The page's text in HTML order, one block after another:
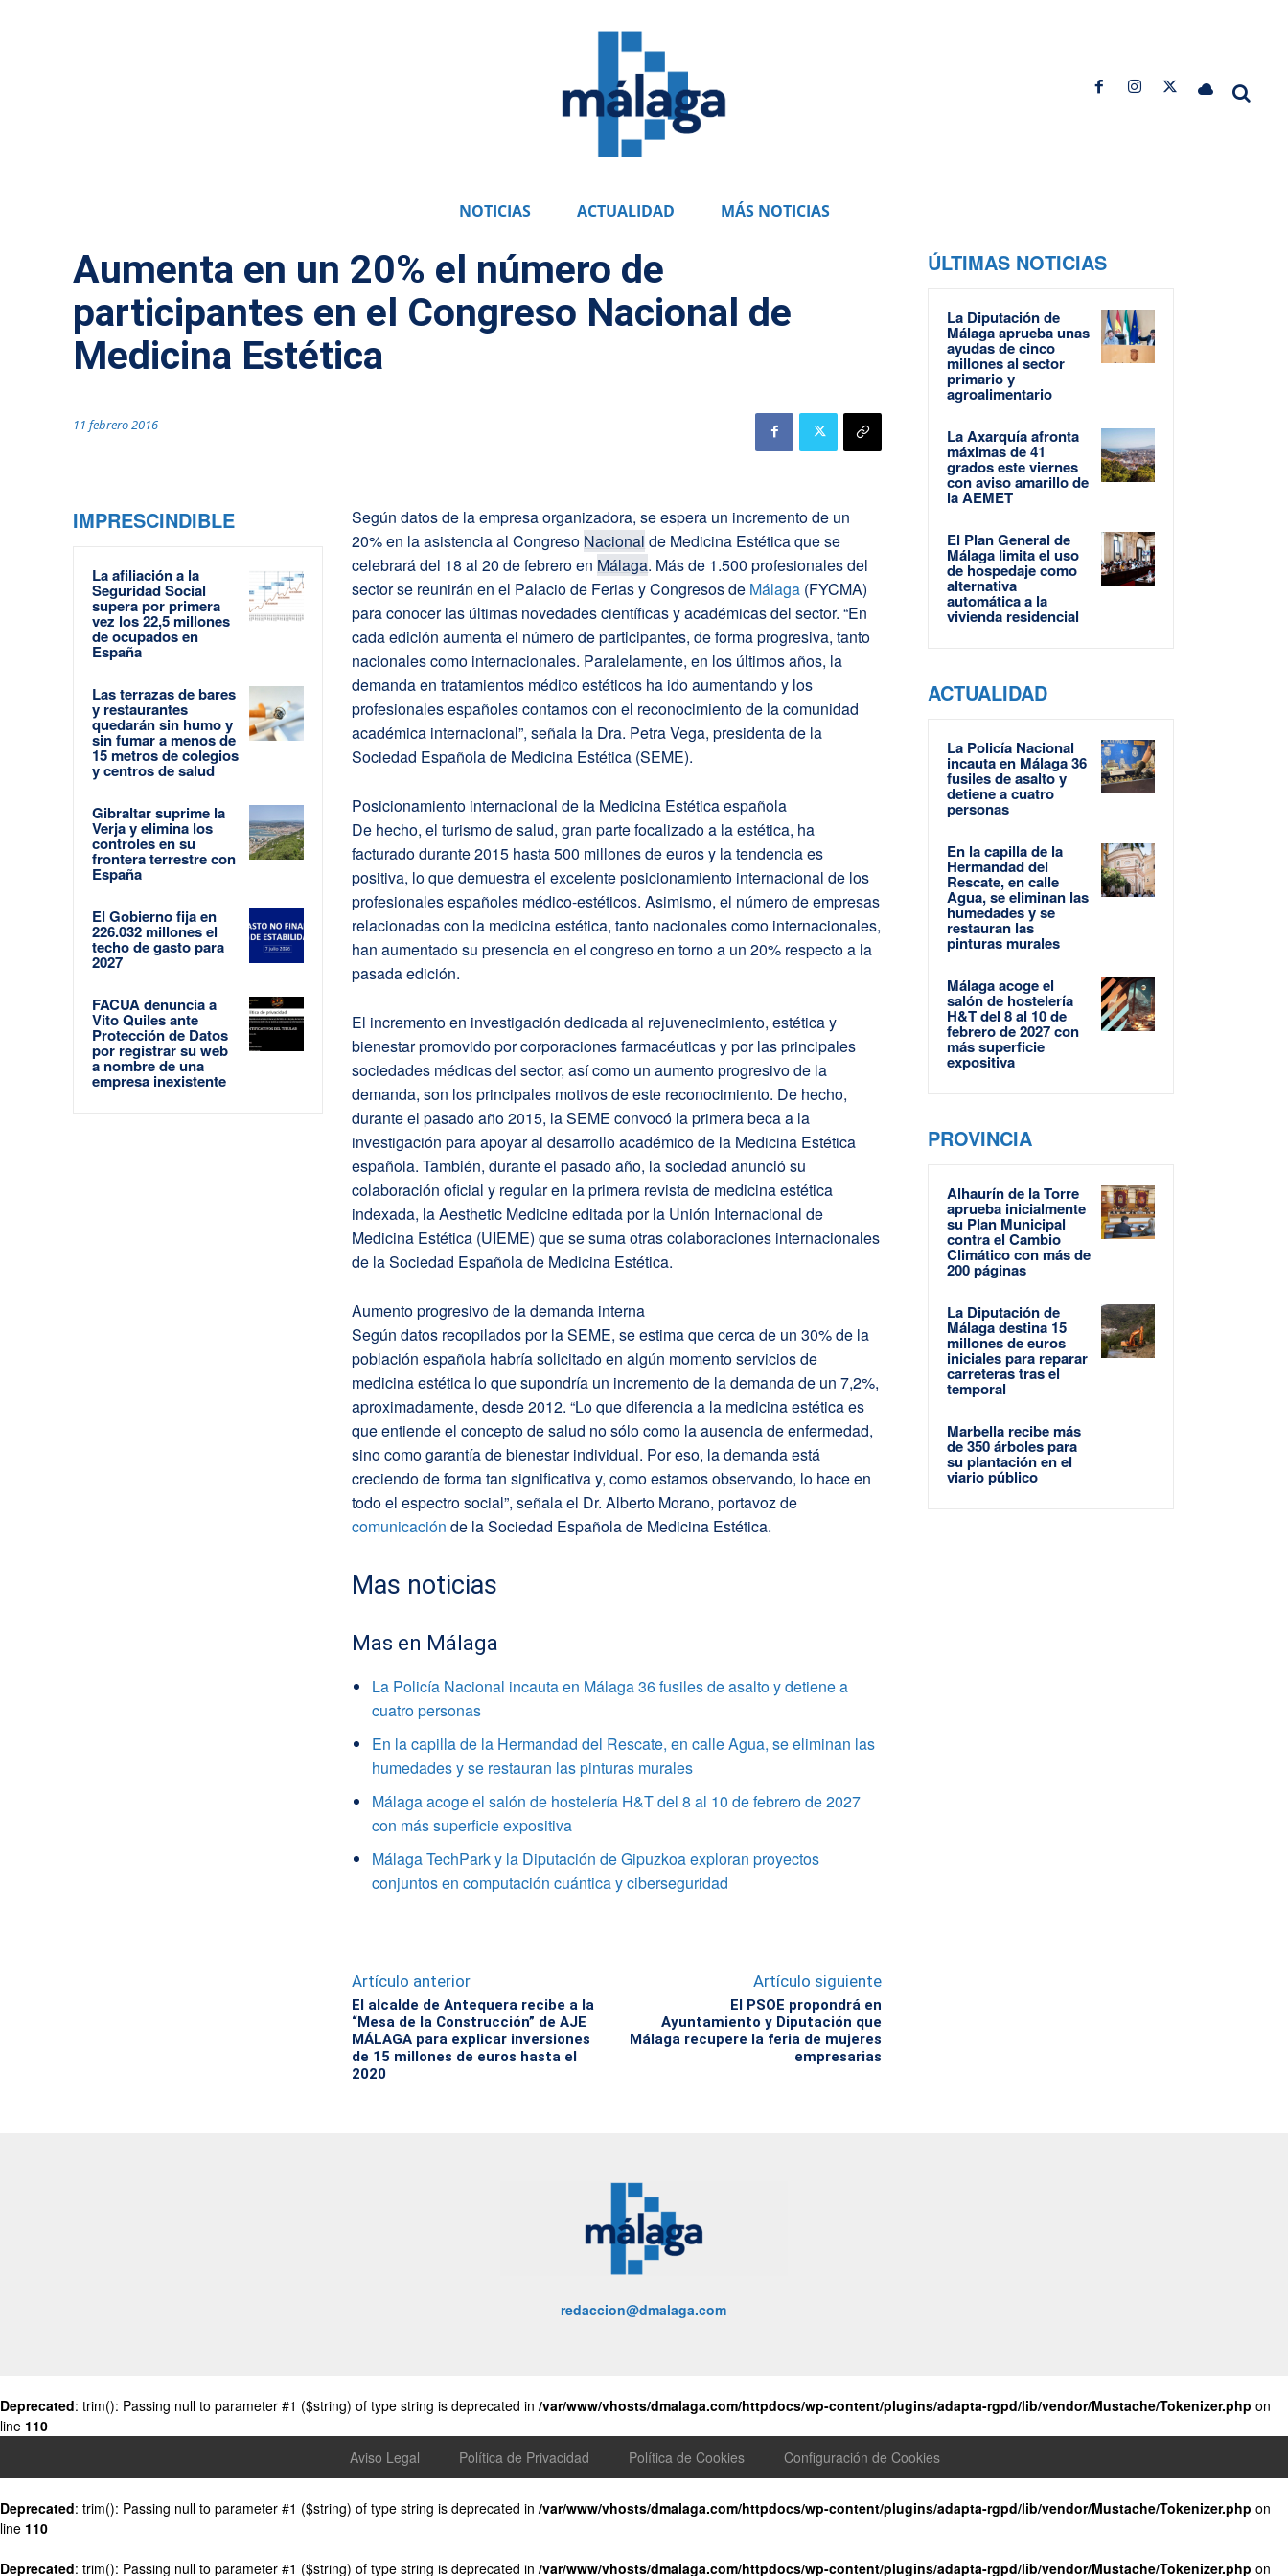
NOTICIAS ACTUALIDAD MÁS NOTICIAS
Aumenta en un 20% el número de
participantes en el Congreso Nacional de
Medicina Estética
11 febrero 2016
IMPRESCINDIBLE
La afiliación a la
Seguridad Social
supera por primera
vez los 22,5 millones
de ocupados en
España
Las terrazas de bares
y restaurantes
quedarán sin humo y
sin fumar a menos de
15 metros de colegios
y centros de salud
Gibraltar suprime la
Verja y elimina los
controles en su
frontera terrestre con
España
El Gobierno fija en
226.032 millones el
techo de gasto para
2027
FACUA denuncia a
Vito Quiles ante
Protección de Datos
por registrar su web
a nombre de una
empresa inexistente
Según datos de la empresa organizadora, se espera un incremento de un
20% en la asistencia al Congreso Nacional de Medicina Estética que se
celebrará del 18 al 20 de febrero en Málaga. Más de 1.500 profesionales del
sector se reunirán en el Palacio de Ferias y Congresos de Málaga (FYCMA)
para conocer las últimas novedades científicas y académicas del sector. “En
cada edición aumenta el número de participantes, de forma progresiva, tanto
nacionales como internacionales. Paralelamente, en los últimos años, la
demanda en tratamientos médico estéticos ha ido aumentando y los
profesionales españoles contamos con el reconocimiento de la comunidad
académica internacional”, señala la Dra. Petra Vega, presidenta de la
Sociedad Española de Medicina Estética (SEME).
Posicionamiento internacional de la Medicina Estética española
De hecho, el turismo de salud, gran parte focalizado a la estética, ha
facturado durante 2015 hasta 500 millones de euros y la tendencia es
positiva, lo que demuestra el excelente posicionamiento internacional de los
profesionales españoles médico-estéticos. Asimismo, el número de empresas
relacionadas con la medicina estética, tanto nacionales como internacionales,
han aumentado su presencia en el congreso en torno a un 20% respecto a la
pasada edición.
El incremento en investigación dedicada al rejuvenecimiento, estética y
bienestar promovido por corporaciones farmacéuticas y por las principales
sociedades médicas del sector, así como un aumento progresivo de la
demanda, son los principales motivos de este reconocimiento. De hecho,
durante el pasado año 2015, la SEME convocó la primera beca a la
investigación para apoyar al desarrollo académico de la Medicina Estética
española. También, durante el pasado año, la sociedad anunció su
colaboración oficial y regular en la primera revista de medicina estética
indexada, la Aesthetic Medicine editada por la Unión Internacional de
Medicina Estética (UIEME) que se suma otras colaboraciones internacionales
de la Sociedad Española de Medicina Estética.
Aumento progresivo de la demanda interna
Según datos recopilados por la SEME, se estima que cerca de un 30% de la
población española habría solicitado en algún momento servicios de
medicina estética lo que supondría un incremento de la demanda de un 7,2%,
aproximadamente, desde 2012. “Lo que diferencia a la medicina estética es
que entiende el concepto de salud no sólo como la ausencia de enfermedad,
sino como garantía de bienestar individual. Por eso, la demanda está
creciendo de forma tan significativa y, como estamos observando, lo hace en
todo el espectro social”, señala el Dr. Alberto Morano, portavoz de
comunicación de la Sociedad Española de Medicina Estética.
Mas noticias
Mas en Málaga
La Policía Nacional incauta en Málaga 36 fusiles de asalto y detiene a
cuatro personas
En la capilla de la Hermandad del Rescate, en calle Agua, se eliminan las
humedades y se restauran las pinturas murales
Málaga acoge el salón de hostelería H&T del 8 al 10 de febrero de 2027
con más superficie expositiva
Málaga TechPark y la Diputación de Gipuzkoa exploran proyectos
conjuntos en computación cuántica y ciberseguridad
Artículo anterior
El alcalde de Antequera recibe a la
“Mesa de la Construcción” de AJE
MÁLAGA para explicar inversiones
de 15 millones de euros hasta el
2020
Artículo siguiente
El PSOE propondrá en
Ayuntamiento y Diputación que
Málaga recupere la feria de mujeres
empresarias
ÚLTIMAS NOTICIAS
La Diputación de
Málaga aprueba unas
ayudas de cinco
millones al sector
primario y
agroalimentario
La Axarquía afronta
máximas de 41
grados este viernes
con aviso amarillo de
la AEMET
El Plan General de
Málaga limita el uso
de hospedaje como
alternativa
automática a la
vivienda residencial
ACTUALIDAD
La Policía Nacional
incauta en Málaga 36
fusiles de asalto y
detiene a cuatro
personas
En la capilla de la
Hermandad del
Rescate, en calle
Agua, se eliminan las
humedades y se
restauran las
pinturas murales
Málaga acoge el
salón de hostelería
H&T del 8 al 10 de
febrero de 2027 con
más superficie
expositiva
PROVINCIA
Alhaurín de la Torre
aprueba inicialmente
su Plan Municipal
contra el Cambio
Climático con más de
200 páginas
La Diputación de
Málaga destina 15
millones de euros
iniciales para reparar
carreteras tras el
temporal
Marbella recibe más
de 350 árboles para
su plantación en el
viario público
redaccion@dmalaga.com
Deprecated: trim(): Passing null to parameter #1 ($string) of type string is deprecated in /var/www/vhosts/dmalaga.com/httpdocs/wp-content/plugins/adapta-rgpd/lib/vendor/Mustache/Tokenizer.php on
line 110
Aviso Legal
Política de Privacidad Política de Cookies Configuración de Cookies
Deprecated: trim(): Passing null to parameter #1 ($string) of type string is deprecated in /var/www/vhosts/dmalaga.com/httpdocs/wp-content/plugins/adapta-rgpd/lib/vendor/Mustache/Tokenizer.php on
line 110
Deprecated: trim(): Passing null to parameter #1 ($string) of type string is deprecated in /var/www/vhosts/dmalaga.com/httpdocs/wp-content/plugins/adapta-rgpd/lib/vendor/Mustache/Tokenizer.php on